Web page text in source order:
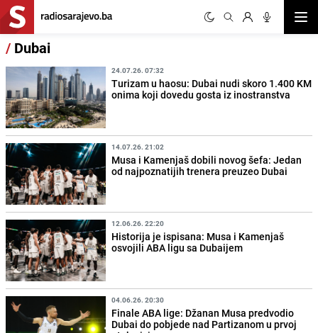
/ Dubai
24.07.26. 07:32
Turizam u haosu: Dubai nudi skoro 1.400 KM
onima koji dovedu gosta iz inostranstva
14.07.26. 21:02
Musa i Kamenjaš dobili novog šefa: Jedan
od najpoznatijih trenera preuzeo Dubai
12.06.26. 22:20
Historija je ispisana: Musa i Kamenjaš
osvojili ABA ligu sa Dubaijem
04.06.26. 20:30
Finale ABA lige: Džanan Musa predvodio
Dubai do pobjede nad Partizanom u prvoj